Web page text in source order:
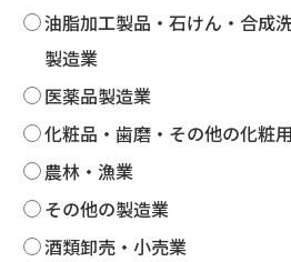
油脂加工製品・石けん・合成
製造業
医薬品製造業
化粧品・歯磨・その他の化粧
農林・漁業
その他の製造業
酒類卸売・小売業